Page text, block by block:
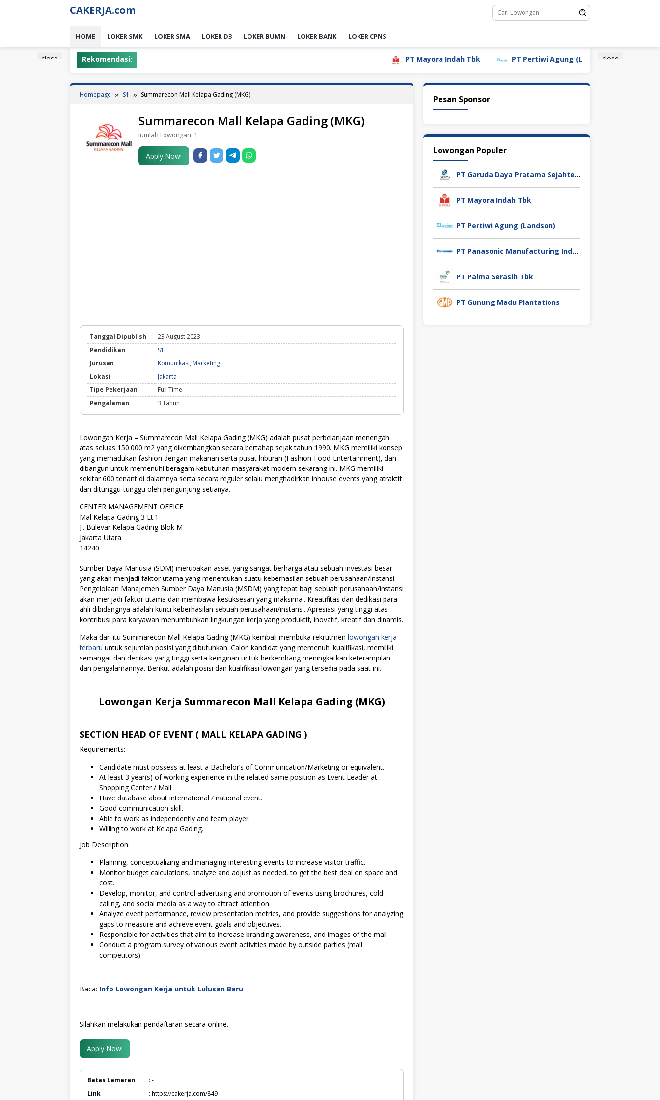
content
CAKERJA.com
HOME LOKER SMK LOKER SMA LOKER D3 LOKER BUMN LOKER BANK LOKER CPNS
close close
Rekomendasi: PT Mayora Indah Tbk PT Pertiwi Agung (Landson) PT
Homepage S1 Summarecon Mall Kelapa Gading (MKG)
Summarecon Mall Kelapa Gading (MKG)
Jumlah Lowongan: 1
Apply Now!
Tanggal Dipublish :
23 August 2023
Pendidikan
:
S1
Jurusan
: Komunikasi, Marketing
Lokasi
:
Jakarta
Tipe Pekerjaan
:
Full Time
Pengalaman
: 3 Tahun
Lowongan Kerja – Summarecon Mall Kelapa Gading (MKG) adalah pusat perbelanjaan menengah
atas seluas 150.000 m2 yang dikembangkan secara bertahap sejak tahun 1990. MKG memiliki konsep
yang memadukan fashion dengan makanan serta pusat hiburan (Fashion-Food-Entertainment), dan
dibangun untuk memenuhi beragam kebutuhan masyarakat modern sekarang ini. MKG memiliki
sekitar 600 tenant di dalamnya serta secara reguler selalu menghadirkan inhouse events yang atraktif
dan ditunggu-tunggu oleh pengunjung setianya.
CENTER MANAGEMENT OFFICE
Mal Kelapa Gading 3 Lt.1
Jl. Bulevar Kelapa Gading Blok M
Jakarta Utara
14240
Sumber Daya Manusia (SDM) merupakan asset yang sangat berharga atau sebuah investasi besar
yang akan menjadi faktor utama yang menentukan suatu keberhasilan sebuah perusahaan/instansi.
Pengelolaan Manajemen Sumber Daya Manusia (MSDM) yang tepat bagi sebuah perusahaan/instansi
akan menjadi faktor utama dan membawa kesuksesan yang maksimal. Kreatifitas dan dedikasi para
ahli dibidangnya adalah kunci keberhasilan sebuah perusahaan/instansi. Apresiasi yang tinggi atas
kontribusi para karyawan menumbuhkan lingkungan kerja yang produktif, inovatif, kreatif dan dinamis.
Maka dari itu Summarecon Mall Kelapa Gading (MKG) kembali membuka rekrutmen lowongan kerja
terbaru untuk sejumlah posisi yang dibutuhkan. Calon kandidat yang memenuhi kualifikasi, memiliki
semangat dan dedikasi yang tinggi serta keinginan untuk berkembang meningkatkan keterampilan
dan pengalamannya. Berikut adalah posisi dan kualifikasi lowongan yang tersedia pada saat ini.
Lowongan Kerja Summarecon Mall Kelapa Gading (MKG)
SECTION HEAD OF EVENT ( MALL KELAPA GADING )
Requirements:
Candidate must possess at least a Bachelor’s of Communication/Marketing or equivalent.
At least 3 year(s) of working experience in the related same position as Event Leader at
Shopping Center / Mall
Have database about international / national event.
Good communication skill.
Able to work as independently and team player.
Willing to work at Kelapa Gading.
Job Description:
Planning, conceptualizing and managing interesting events to increase visitor traffic.
Monitor budget calculations, analyze and adjust as needed, to get the best deal on space and
cost.
Develop, monitor, and control advertising and promotion of events using brochures, cold
calling, and social media as a way to attract attention.
Analyze event performance, review presentation metrics, and provide suggestions for analyzing
gaps to measure and achieve event goals and objectives.
Responsible for activities that aim to increase branding awareness, and images of the mall
Conduct a program survey of various event activities made by outside parties (mall
competitors).
Baca: Info Lowongan Kerja untuk Lulusan Baru
Silahkan melakukan pendaftaran secara online.
Apply Now!
Batas Lamaran
: -
Link
: https://cakerja.com/849
Pesan Sponsor
Lowongan Populer
PT Garuda Daya Pratama Sejahtera
PT Mayora Indah Tbk
PT Pertiwi Agung (Landson)
PT Panasonic Manufacturing Indonesia
PT Palma Serasih Tbk
PT Gunung Madu Plantations